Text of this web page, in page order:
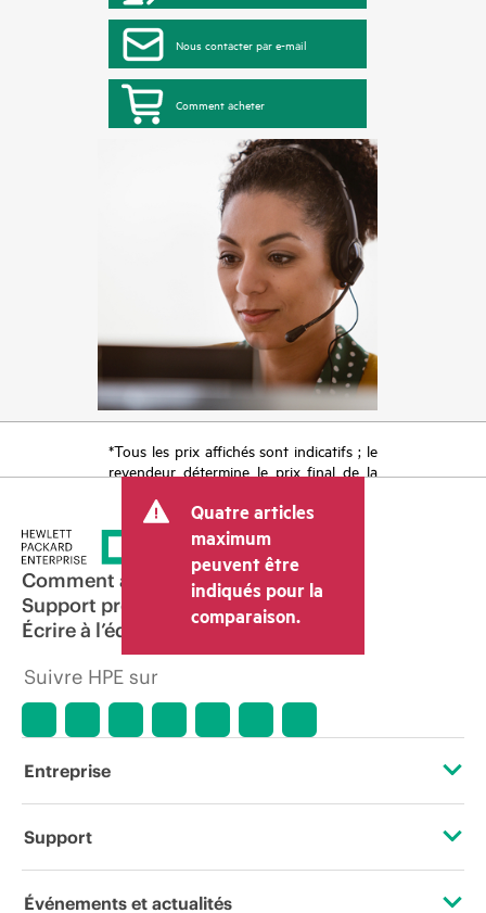
Nous contacter par e-mail
Comment acheter
*Tous les prix affichés sont indicatifs ; le
revendeur détermine le prix final de la
tels que la TVA ou les taxes sur la vente
et les frais d’expédition. Le prix de la
transaction déterminé par le revendeur
peut varier par rapport à d’autres
revendeurs et au prix indicatif affiché.
Les prix indicatifs peuvent inclure des
offres promotionnelles limitées dans le
temps. HPE se réserve le droit d’ajuster
les prix à tout moment pour diverses
l’arrêt d’un produit, la disponibilité
période de promotion et des erreurs
dans les publicités.
Quatre articles
maximum
peuvent être
indiqués pour la
comparaison.
Comment acheter
Support produit
Écrire à l’équipe commerciale
Suivre HPE sur
Entreprise
À propos de HPE
Support
Services d’assistance opérationnelle (OSS)
Événements et actualités